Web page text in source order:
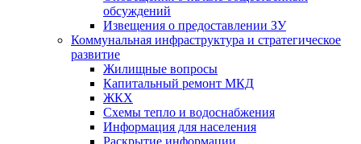
обсуждений
Извещения о предоставлении ЗУ
Коммунальная инфраструктура и стратегическое
развитие
Жилищные вопросы
Капитальный ремонт МКД
ЖКХ
Схемы тепло и водоснабжения
Информация для населения